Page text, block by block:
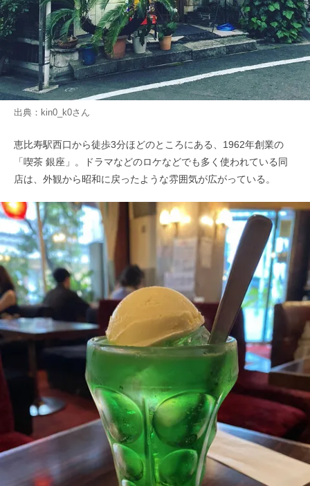
出典： kin0_k0さん
恵比寿駅西口から徒歩3分ほどのところにある、1962年創業の
「喫茶 銀座」。ドラマなどのロケなどでも多く使われている同
店は、外観から昭和に戻ったような雰囲気が広がっている。